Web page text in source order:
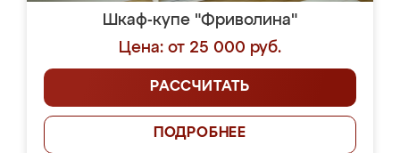
Шкаф-купе "Фриволина"
Цена: от 25 000 руб.
РАССЧИТАТЬ
ПОДРОБНЕЕ